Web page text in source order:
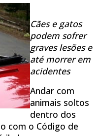
Cães e gatos
podem sofrer
graves lesões e
até morrer em
acidentes
Andar com
animais soltos
dentro dos
com o Código de